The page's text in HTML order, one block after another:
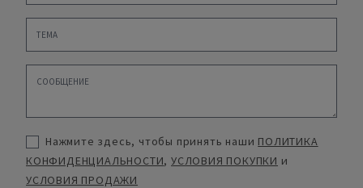
Нажмите здесь, чтобы принять наши ПОЛИТИКА
КОНФИДЕНЦИАЛЬНОСТИ,УСЛОВИЯ ПОКУПКИ и
УСЛОВИЯ ПРОДАЖИ